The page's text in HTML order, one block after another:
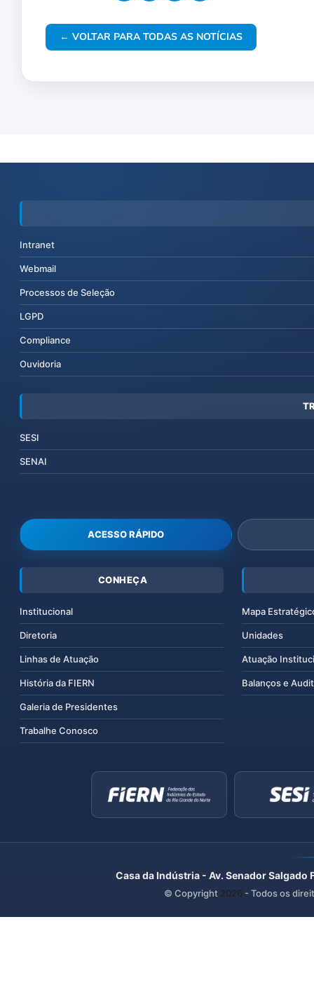
← VOLTAR PARA TODAS AS NOTÍCIAS
Intranet
Webmail
Processos de Seleção
LGPD
Compliance
Ouvidoria
SESI
SENAI
ACESSO RÁPIDO
CONHEÇA
Institucional
Diretoria
Linhas de Atuação
História da FIERN
Galeria de Presidentes
Trabalhe Conosco
Mapa
Unidades
Atuação
Balanços e
Casa da Indústria - Av. Senador
© Copyright 2026 - Todos os